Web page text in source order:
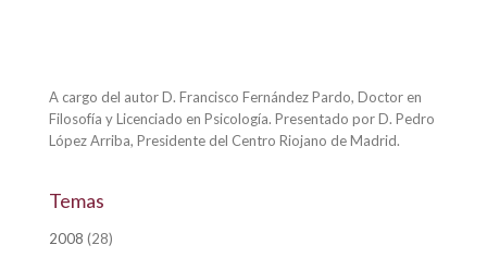
A cargo del autor D. Francisco Fernández Pardo, Doctor en
Filosofía y Licenciado en Psicología. Presentado por D. Pedro
López Arriba, Presidente del Centro Riojano de Madrid.
Temas
2008 (28)